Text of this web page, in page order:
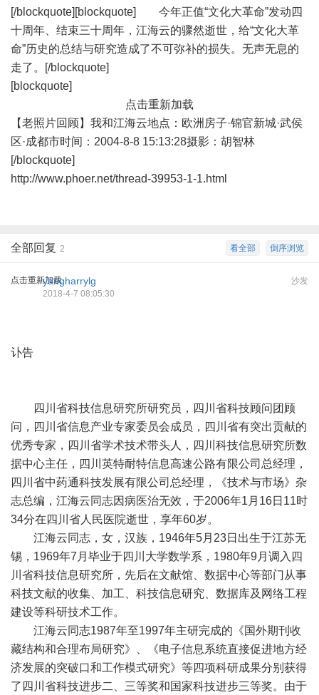
[/blockquote][blockquote] 今年正值“文化大革命”发动四
十周年、结束三十周年，江海云的骤然逝世，给“文化大革
命”历史的总结与研究造成了不可弥补的损失。无声无息的
走了。[/blockquote]
[blockquote]
点击重新加载
【老照片回顾】 我和江海云地点：欧洲房子·锦官新城·武侯
区·成都市时间： 2004-8-8 15:13:28摄影： 胡智林
[/blockquote]
http://www.phoer.net/thread-39953-1-1.html
倒序浏览
看全部
全部回复 2
点击重新加载 沙发
yangharrylg
2018-4-7 08:05:30
讣告
四川省科技信息研究所研究员，四川省科技顾问团顾
问，四川省信息产业专家委员会成员，四川省有突出贡献的
优秀专家，四川省学术技术带头人，四川科技信息研究所数
据中心主任，四川英特耐特信息高速公路有限公司总经理，
四川省中药通科技发展有限公司总经理，《技术与市场》杂
志总编，江海云同志因病医治无效，于2006年1月16日11时
34分在四川省人民医院逝世，享年60岁。
江海云同志，女，汉族，1946年5月23日出生于江苏无
锡，1969年7月毕业于四川大学数学系，1980年9月调入四
川省科技信息研究所，先后在文献馆、数据中心等部门从事
科技文献的收集、加工、科技信息研究、数据库及网络工程
建设等科研技术工作。
江海云同志1987年至1997年主研完成的《国外期刊收
藏结构和合理布局研究》、《电子信息系统直接促进地方经
济发展的突破口和工作模式研究》等四项科研成果分别获得
了四川省科技进步二、三等奖和国家科技进步三等奖。由于